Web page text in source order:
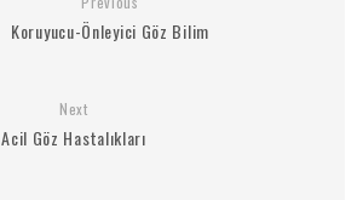
Koruyucu-Önleyici Göz Bilim
Next
Acil Göz Hastalıkları